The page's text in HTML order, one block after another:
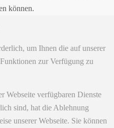
können.
um Ihnen die auf unserer
zur Verfügung zu
Webseite verfügbaren Dienste
sind, hat die Ablehnung
unserer Webseite. Sie können